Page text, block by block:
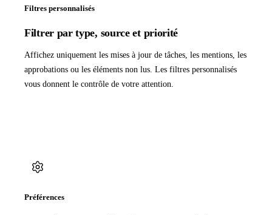
Filtres personnalisés
Filtrer par type, source et priorité
Affichez uniquement les mises à jour de tâches, les mentions, les
approbations ou les éléments non lus. Les filtres personnalisés
vous donnent le contrôle de votre attention.
Préférences